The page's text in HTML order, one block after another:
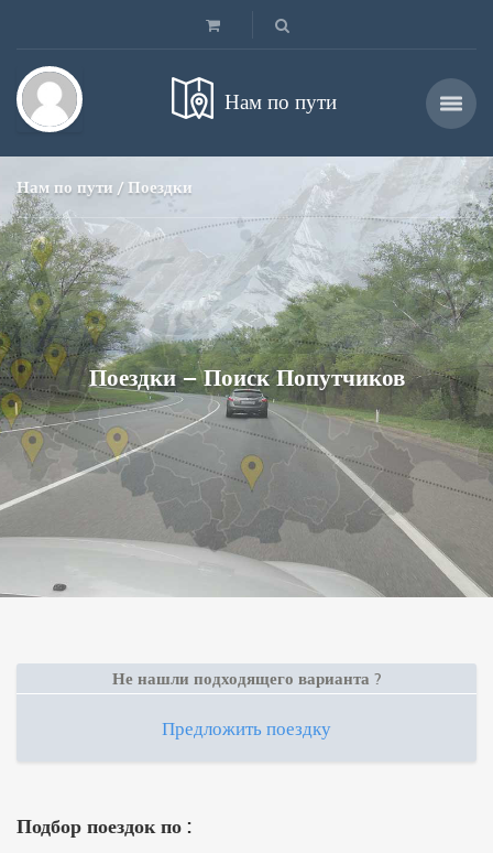
Нам по пути
Нам по пути Поездки
Поездки – Поиск Попутчиков
Не нашли подходящего варианта ?
Предложить поездку
Подбор поездок по :